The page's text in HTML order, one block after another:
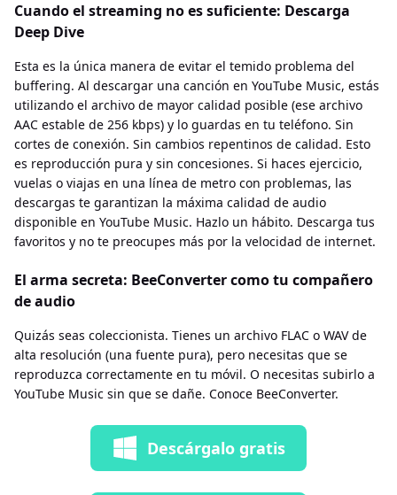
Cuando el streaming no es suficiente: Descarga
Deep Dive
Esta es la única manera de evitar el temido problema del
buffering. Al descargar una canción en YouTube Music, estás
utilizando el archivo de mayor calidad posible (ese archivo
AAC estable de 256 kbps) y lo guardas en tu teléfono. Sin
cortes de conexión. Sin cambios repentinos de calidad. Esto
es reproducción pura y sin concesiones. Si haces ejercicio,
vuelas o viajas en una línea de metro con problemas, las
descargas te garantizan la máxima calidad de audio
disponible en YouTube Music. Hazlo un hábito. Descarga tus
favoritos y no te preocupes más por la velocidad de internet.
El arma secreta: BeeConverter como tu compañero
de audio
Quizás seas coleccionista. Tienes un archivo FLAC o WAV de
alta resolución (una fuente pura), pero necesitas que se
reproduzca correctamente en tu móvil. O necesitas subirlo a
YouTube Music sin que se dañe. Conoce BeeConverter.
Descárgalo gratis